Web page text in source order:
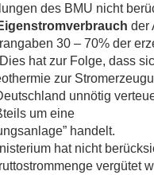
des BMU nicht
der
30 – 70% der
hat zur Folge, dass
zur
unnötig
um eine
handelt.
hat nicht
vergütet